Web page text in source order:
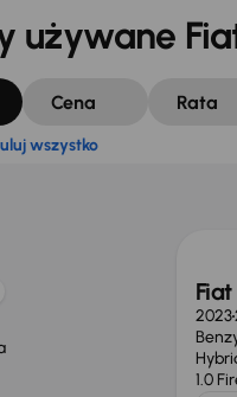
używane
Cena Rata
wszystko
Fiat
2023
1.0